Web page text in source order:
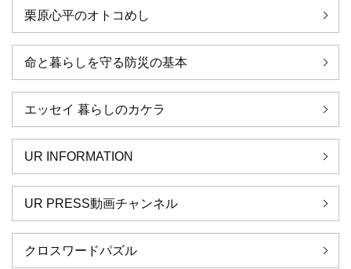
栗原心平のオトコめし
命と暮らしを守る防災の基本
エッセイ 暮らしのカケラ
UR INFORMATION
UR PRESS動画チャンネル
クロスワードパズル